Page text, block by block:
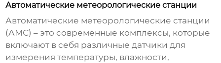
Автоматические метеорологические станции
Автоматические метеорологические станции
(АМС) – это современные комплексы, которые
включают в себя различные датчики для
измерениятемпературы, влажности,